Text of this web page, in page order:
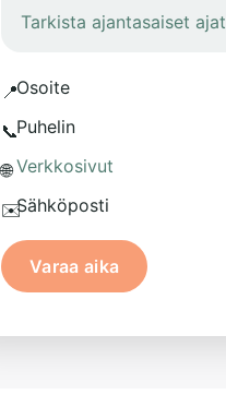
Tarkista ajantasaiset ajat
📍Osoite
📞Puhelin
🌐 Verkkosivut
✉️Sähköposti
Varaa aika